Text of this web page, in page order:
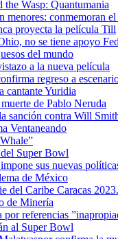
Wasp: Quantumania
menores: conmemoran
proyecta la película Till
no se tiene apoyo
del mundo
a la nueva película
regreso a
cantante Yuridia
de Pablo Neruda
sanción contra Will
Ventaneando
Super Bowl
sus nuevas
de México
del Caribe Caracas 2023.
de Minería
referencias
al Super Bowl